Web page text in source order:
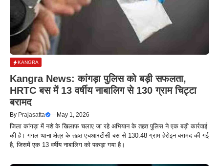
KANGRA
Kangra News: कांगड़ा पुलिस को बड़ी सफलता,
HRTC बस में 13 वर्षीय नाबालिग से 130 ग्राम चिट्टा
बरामद
By Prajasatta —May 1, 2026
जिला कांगड़ा में नशे के खिलाफ चलाए जा रहे अभियान के तहत पुलिस ने एक बड़ी कार्रवाई
की है। गगल थाना क्षेत्र के तहत एचआरटीसी बस से 130.48 ग्राम हेरोइन बरामद की गई
है, जिसमें एक 13 वर्षीय नाबालिग को पकड़ा गया है।